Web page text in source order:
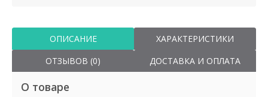
ОПИСАНИЕ
ХАРАКТЕРИСТИКИ
ОТЗЫВОВ (0)
ДОСТАВКА И ОПЛАТА
О товаре